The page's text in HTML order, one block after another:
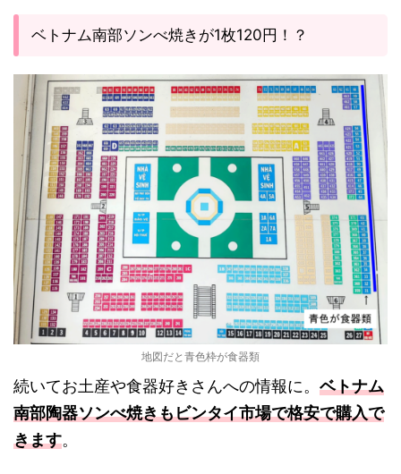
ベトナム南部ソンべ焼きが1枚120円！？
地図だと青色枠が食器類
続いてお土産や食器好きさんへの情報に。 ベトナム
南部陶器ソンべ焼きもビンタイ市場で格安で購入で
きます。